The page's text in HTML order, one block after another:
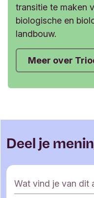
transitie te maken
biologische en
landbouw.
Meer over
Deel je
R
e
Wat vind je van dit